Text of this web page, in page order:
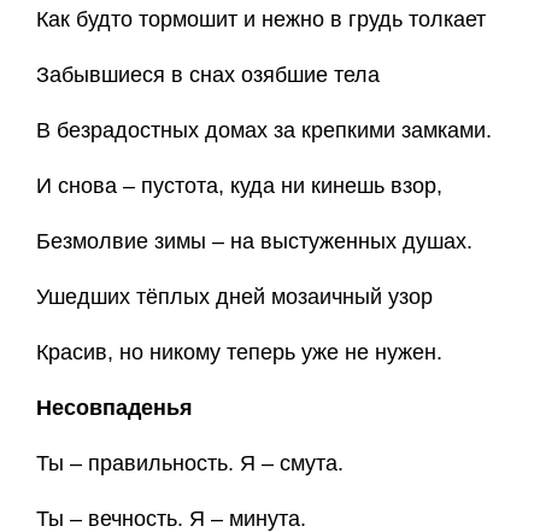
Как будто тормошит и нежно в грудь толкает
Забывшиеся в снах озябшие тела
В безрадостных домах за крепкими замками.
И снова – пустота, куда ни кинешь взор,
Безмолвие зимы – на выстуженных душах.
Ушедших тёплых дней мозаичный узор
Красив, но никому теперь уже не нужен.
Несовпаденья
Ты – правильность. Я – смута.
Ты – вечность. Я – минута.